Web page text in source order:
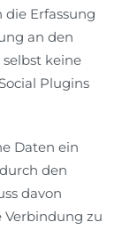
Erfassung
an den
keine
Plugins
Daten ein
den
davon
Verbindung zu